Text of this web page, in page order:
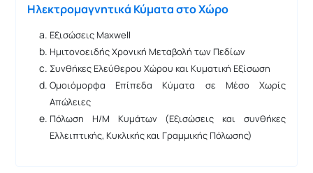
Ηλεκτρομαγνητικά Κύματα στο Χώρο
Εξισώσεις Maxwell
Ημιτονοειδής Χρονική Μεταβολή των Πεδίων
Συνθήκες Ελεύθερου Χώρου και Κυματική Εξίσωση
Ομοιόμορφα Επίπεδα Κύματα σε Μέσο Χωρίς
Απώλειες
Πόλωση Η/Μ Κυμάτων (Εξισώσεις και συνθήκες
Ελλειπτικής, Κυκλικής και Γραμμικής Πόλωσης)